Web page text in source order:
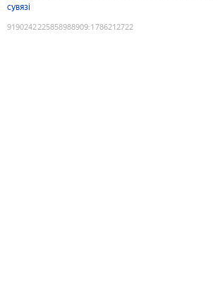
сувязі
9190242225858988909:1786212722